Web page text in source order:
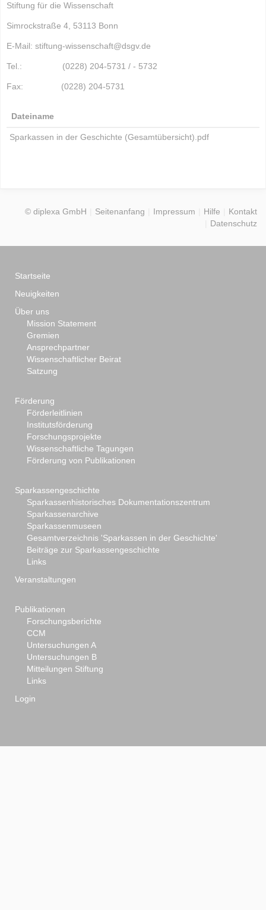
Stiftung für die Wissenschaft
Simrockstraße 4, 53113 Bonn
E-Mail: stiftung-wissenschaft@dsgv.de
Tel.: (0228) 204-5731 / - 5732
Fax: (0228) 204-5731
Dateiname
Sparkassen in der Geschichte (Gesamtübersicht).pdf
© diplexa GmbH Seitenanfang Impressum Hilfe
Kontakt
Datenschutz
Startseite
Neuigkeiten
Über uns
Mission Statement
Gremien
Ansprechpartner
Wissenschaftlicher Beirat
Satzung
Förderung
Förderleitlinien
Institutsförderung
Forschungsprojekte
Wissenschaftliche Tagungen
Förderung von Publikationen
Sparkassengeschichte
Sparkassenhistorisches Dokumentationszentrum
Sparkassenarchive
Sparkassenmuseen
Gesamtverzeichnis 'Sparkassen in der Geschichte'
Beiträge zur Sparkassengeschichte
Links
Veranstaltungen
Publikationen
Forschungsberichte
CCM
Untersuchungen A
Untersuchungen B
Mitteilungen Stiftung
Links
Login